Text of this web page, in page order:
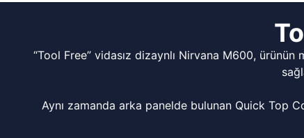
“Tool Free” vidasız dizaynlı Nirvana M600,
Aynı zamanda arka panelde bulunan Quick Top